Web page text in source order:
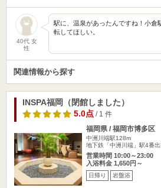
40代 女
性
駅に、温泉があったんですね！小倉
転してほしい。
関連情報から探す
INSPA福岡（閉館しました）
5.0点 / 1 件
福岡県 / 福岡市博多区
中洲川端駅128m
地下鉄「中洲川端」駅4番
営業時間 10:00～23:00
入浴料金 1,650円～
日帰り 岩盤浴